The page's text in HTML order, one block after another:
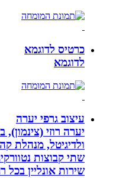
כרטיס לדוגמא
לדוגמא
עיצוב גרפי יערה
יערה רוזי (צינמון),
ולדיגיטל, מנהלת
שתי קבוצות
שירות אונליין בכל